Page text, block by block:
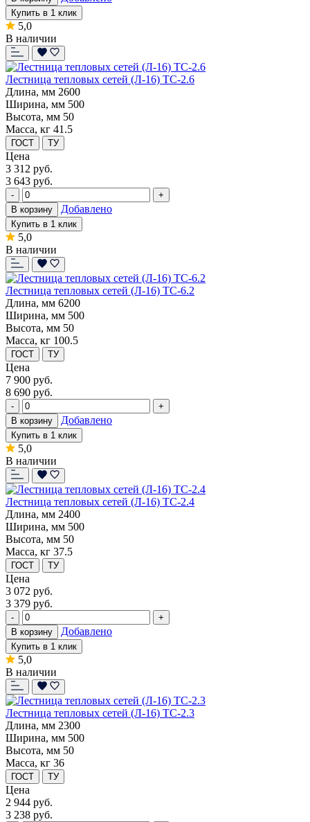
Купить в 1 клик
5,0
В наличии
Лестница тепловых сетей (Л-16) ТС-2.6
Длина, мм 2600
Ширина, мм 500
Высота, мм 50
Масса, кг 41.5
ГОСТ ТУ
Цена
3 312 руб.
3 643 руб.
-
+
В корзину
Добавлено
Купить в 1 клик
5,0
В наличии
Лестница тепловых сетей (Л-16) ТС-6.2
Длина, мм 6200
Ширина, мм 500
Высота, мм 50
Масса, кг 100.5
ГОСТ ТУ
Цена
7 900 руб.
8 690 руб.
-
+
В корзину
Добавлено
Купить в 1 клик
5,0
В наличии
Лестница тепловых сетей (Л-16) ТС-2.4
Длина, мм 2400
Ширина, мм 500
Высота, мм 50
Масса, кг 37.5
ГОСТ ТУ
Цена
3 072 руб.
3 379 руб.
-
+
В корзину
Добавлено
Купить в 1 клик
5,0
В наличии
Лестница тепловых сетей (Л-16) ТС-2.3
Длина, мм 2300
Ширина, мм 500
Высота, мм 50
Масса, кг 36
ГОСТ ТУ
Цена
2 944 руб.
3 238 руб.